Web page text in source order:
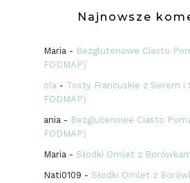
Najnowsze
Maria- Bezglutenowe Ciasto
FODMAP)
ola- Tosty Francuskie z Serem i
FODMAP)
ania- Bezglutenowe Ciasto
FODMAP)
Maria- Słodki Omlet z
Nati0109 - Słodki Omlet z